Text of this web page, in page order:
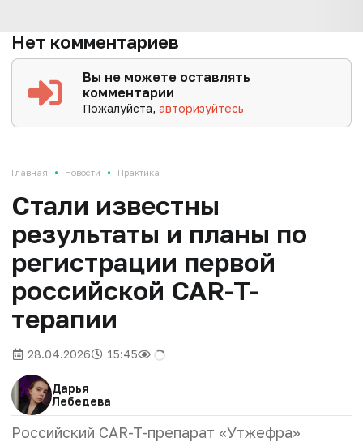
Нет комментариев
Вы не можете оставлять
комментарии
Пожалуйста,авторизуйтесь
Главная • Новости • Практика
Стали известны
результаты и планы по
регистрации первой
российской CAR-T-
терапии
28.04.2026 15:45
Дарья
Лебедева
Российский CAR-T-препарат «Утжефра»